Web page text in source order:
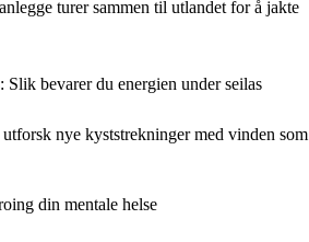
turer sammen til utlandet for å jakte
bevarer du energien under seilas
nye kyststrekninger med vinden som
din mentale helse